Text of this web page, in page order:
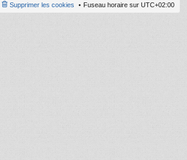
Fuseau horaire sur UTC+02:00
Supprimer les cookies